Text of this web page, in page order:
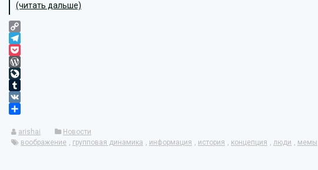
(читать дальше)
Copy
Link
Telegram
Pocket
WordPress
LiveJournal
Tumblr
VK
arishai
Новости
воображение , групповая динамика , информация , история , концепция , люди , мемы